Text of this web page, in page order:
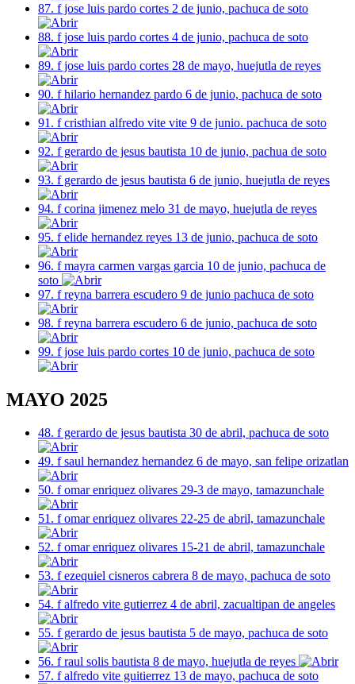
87. f jose luis pardo cortes 2 de junio, pachuca de soto
88. f jose luis pardo cortes 4 de junio, pachuca de soto
89. f jose luis pardo cortes 28 de mayo, huejutla de reyes
90. f hilario hernandez pardo 6 de junio, pachuca de soto
91. f cristhian alfredo vite vite 9 de junio. pachuca de soto
92. f gerardo de jesus bautista 10 de junio, pachua de soto
93. f gerardo de jesus bautista 6 de junio, huejutla de reyes
94. f corina jimenez melo 31 de mayo, huejutla de reyes
95. f elide hernandez reyes 13 de junio, pachuca de soto
96. f mayra carmen vargas garcia 10 de junio, pachuca de
soto
97. f reyna barrera escudero 9 de junio pachuca de soto
98. f reyna barrera escudero 6 de junio, pachuca de soto
99. f jose luis pardo cortes 10 de junio, pachuca de soto
MAYO 2025
48. f gerardo de jesus bautista 30 de abril, pachuca de soto
49. f saul hernandez hernandez 6 de mayo, san felipe orizatlan
50. f omar enriquez olivares 29-3 de mayo, tamazunchale
51. f omar enriquez olivares 22-25 de abril, tamazunchale
52. f omar enriquez olivares 15-21 de abril, tamazunchale
53. f ezequiel cisneros cabrera 8 de mayo, pachuca de soto
54. f alfredo vite gutierrez 4 de abril, zacualtipan de angeles
55. f gerardo de jesus bautista 5 de mayo, pachuca de soto
56. f raul solis bautista 8 de mayo, huejutla de reyes
57. f alfredo vite guitierrez 13 de mayo, pachuca de soto